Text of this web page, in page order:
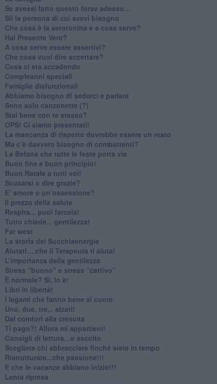
​Se avessi fatto questo forse adesso…
​Sii la persona di cui avevi bisogno
Che cosa è la serotonina e a cosa serve?
​Hai Presente Vero?
A cosa serve essere assertivi?
​Che cosa vuol dire accettare?
​Cosa ci sta accadendo
​Compleanni speciali
​Famiglie disfunzionali
​Abbiamo bisogno di sederci e parlare
Sono solo canzonette (?)
​Stai bene con te stesso?
​OPS! Ci siamo presentati!
​La mancanza di rispetto dovrebbe essere un reato
​Ma c’è davvero bisogno di combattenti?
​La Befana che tutte le feste porta via
Buon fine e buon principio!
​Buon Natale a tutti voi!
​Scusarsi o dire grazie?
​E’ amore o un’ossessione?
​Il prezzo della salute
​Respira... puoi farcela!
​Tutto chiede... gentilezza!
​Far west
​La storia dei Succhiaenergie
​Aiutati….che il Terapeuta ti aiuta!
​L’importanza della gentilezza
​Stress “buono” e stress “cattivo”
​È normale? Sì, lo è!
​Libri in libertà!
​I legami che fanno bene al cuore
Uno, due, tre... alzati!​
​Dal comfort alla crescita
​Ti pago?! Allora mi appartieni!​
​Consigli di lettura…e ascolto
​Scegliete chi abbracciare finché siete in tempo
​Ristrutturare...che passione!!!
​E che le vacanze abbiano inizio!!!
​Lenta ripresa